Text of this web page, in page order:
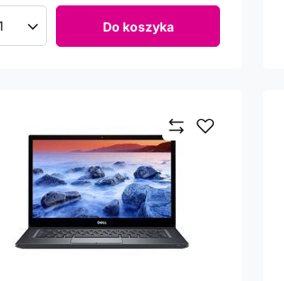
Ilość produktów Do koszyka